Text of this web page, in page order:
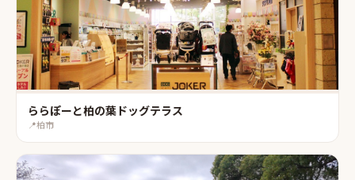
ららぽーと柏の葉ドッグテラス
📍柏市